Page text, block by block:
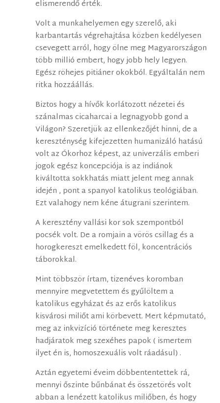
elismerendő érték.
Volt a munkahelyemen egy szerelő, aki
karbantartás végrehajtása közben kedélyesen
csevegett arról, hogy ölne meg Magyarországon
több millió embert, hogy jobb hely legyen.
Egész röhejes pitiáner okokból. Egyáltalán nem
ritka hozzáállás.
Biztos hogy a hívők korlátozott nézetei és
szánalmas cicaharcai a legnagyobb gond a
Világon? Szeretjük az ellenkezőjét hinni, de a
kereszténység kifejezetten humanizáló hatású
volt az Ókorhoz képest, az univerzális emberi
jogok egész koncepciója is az indiánok
kiváltotta sokkhatás miatt jelent meg annak
idején , pont a spanyol katolikus teológiában.
Ezt valahogy nem kéne átugrani szerintem.
A keresztény vallási kor sok szempontból
pocsék volt. De a romjain a vörös csillag és a
horogkereszt emelkedett föl, koncentrációs
táborokkal.
Mint többször írtam, tizenéves koromban
mennyire megvetettem és gyűlöltem a
katolikus egyházat és az erős katolikus
kisvárosi miliőt ami körbevett. Mert képmutató,
meg az inkvizíció története meg keresztes
hadjáratok meg szexéhes papok ( ismertem
ilyet én is, homoszexuális volt ráadásul) .
Aztán egyetemi éveim döbbententettek rá,
mennyi őszinte bűnbánat és összetörés volt
abban a lenézett katolikus miliőben, és hogy